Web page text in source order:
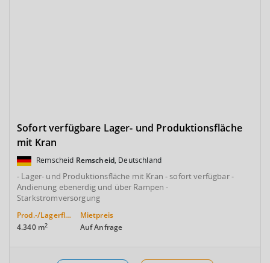
Sofort verfügbare Lager- und Produktionsfläche
mit Kran
Remscheid Remscheid, Deutschland
- Lager- und Produktionsfläche mit Kran - sofort verfügbar -
Andienung ebenerdig und über Rampen -
Starkstromversorgung
Prod.-/Lagerfläche
4.340 m2
Mietpreis
Auf Anfrage